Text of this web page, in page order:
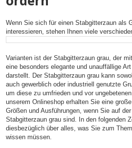
Wenn Sie sich für einen Stabgitterzaun als
interessieren, stehen Ihnen viele
Varianten ist der Stabgitterzaun grau, der
eine besonders elegante und unauffällige
darstellt. Der Stabgitterzaun grau kann
auch gewerblich oder industriell genutzte
um diese zu umfrieden und vor
unserem Onlineshop erhalten Sie eine
Größen und Ausführungen, wenn Sie auf
Stabgitterzaun grau sind. In den folgenden
diesbezüglich über alles, was Sie zum
wissen müssen.